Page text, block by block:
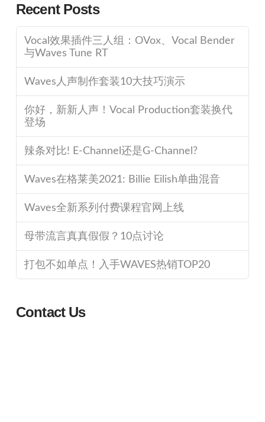
Recent Posts
Vocal效果插件三人组：OVox、Vocal Bender
与Waves Tune RT
Waves人声制作套装10大技巧演示
你好，新新人声！Vocal Production套装换代
登场
辣条对比! E-Channel还是G-Channel?
Waves在格莱美2021: Billie Eilish单曲混音
Waves全新系列付费课程官网上线
母带流言真真假假？10点讨论
打包不如单点！入手WAVES热销TOP20
Contact Us